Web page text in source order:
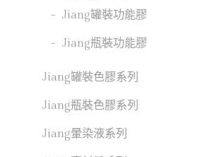
MODING瓶裝色膠系列
- MODING單瓶系列
- MODING瓶裝套組系列
MODING罐裝色膠系列
-
MODING單罐系列
- Infin.Lin罐裝功能膠
Infin.Lin瓶裝色膠系列
Infin.Lin罐裝色膠系列
Infin.Lin工具及周邊系列
- Jiang罐裝功能膠
- Jiang瓶裝功能膠
Jiang罐裝色膠系列
Jiang瓶裝色膠系列
Jiang暈染液系列